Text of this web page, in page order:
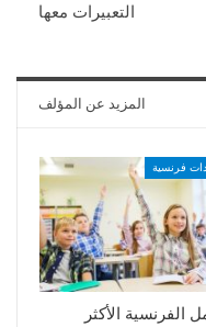
التعبيرات معها
المزيد عن المؤلف
فرنسية
الفرنسية الأكثر